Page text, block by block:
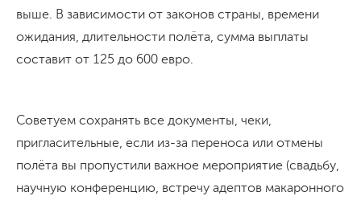
выше. В зависимости от законов страны, времени
ожидания, длительности полёта, сумма выплаты
составит от 125 до 600 евро.
Советуем сохранять все документы, чеки,
пригласительные, если из-за переноса или отмены
полёта вы пропустили важное мероприятие (свадьбу,
научную конференцию, встречу адептов макаронного